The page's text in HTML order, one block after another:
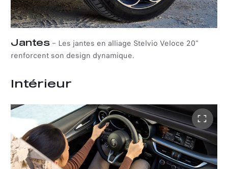
Jantes – Les jantes en alliage Stelvio Veloce 20"
renforcent son design dynamique.
Intérieur